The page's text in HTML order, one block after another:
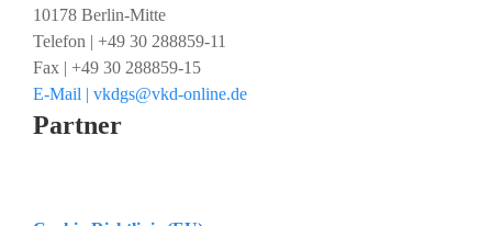
10178 Berlin-Mitte
Telefon | +49 30 288859-11
Fax | +49 30 288859-15
E-Mail | vkdgs@vkd-online.de
Partner